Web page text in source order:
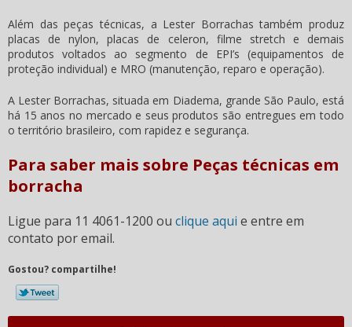
Além das peças técnicas, a Lester Borrachas também produz
placas de nylon, placas de celeron, filme stretch e demais
produtos voltados ao segmento de EPI’s (equipamentos de
proteção individual) e MRO (manutenção, reparo e operação).
A Lester Borrachas, situada em Diadema, grande São Paulo, está
há 15 anos no mercado e seus produtos são entregues em todo
o território brasileiro, com rapidez e segurança.
Para saber mais sobre Peças técnicas em
borracha
Ligue para 11 4061-1200 ou clique aqui e entre em
contato por email.
Gostou? compartilhe!